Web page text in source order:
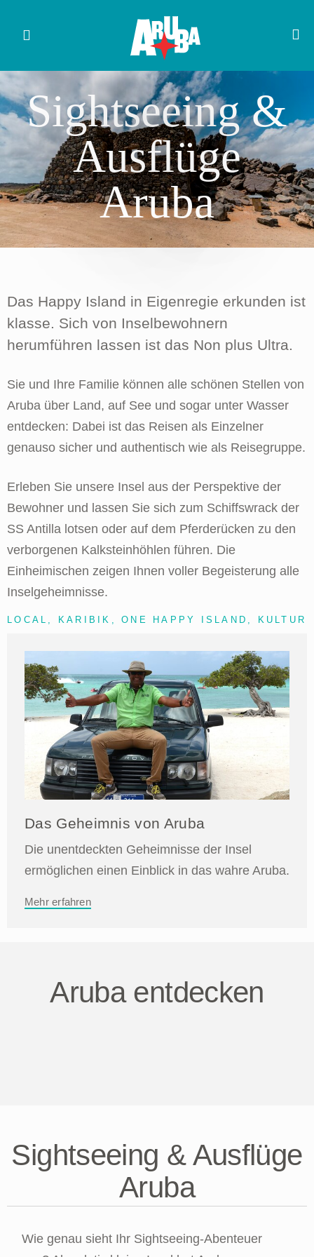
Sightseeing &
Ausflüge
Aruba
Das Happy Island in Eigenregie erkunden ist
klasse. Sich von Inselbewohnern
herumführen lassen ist das Non plus Ultra.
Sie und Ihre Familie können alle schönen Stellen von
Aruba über Land, auf See und sogar unter Wasser
entdecken: Dabei ist das Reisen als Einzelner
genauso sicher und authentisch wie als Reisegruppe.
Erleben Sie unsere Insel aus der Perspektive der
Bewohner und lassen Sie sich zum Schiffswrack der
SS Antilla lotsen oder auf dem Pferderücken zu den
verborgenen Kalksteinhöhlen führen. Die
Einheimischen zeigen Ihnen voller Begeisterung alle
Inselgeheimnisse.
LOCAL, KARIBIK, ONE HAPPY ISLAND, KULTUR
Das Geheimnis von Aruba
Die unentdeckten Geheimnisse der Insel
ermöglichen einen Einblick in das wahre Aruba.
Mehr erfahren
Aruba entdecken
Sightseeing & Ausflüge
Aruba
Wie genau sieht Ihr Sightseeing-Abenteuer